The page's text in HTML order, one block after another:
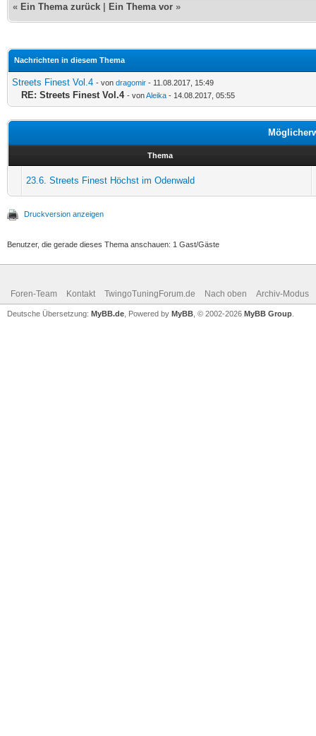
« Ein Thema zurück Ein Thema vor »
Nachrichten in diesem Thema
Streets Finest Vol.4 - von dragomir - 11.08.2017, 15:49
RE: Streets Finest Vol.4 - vonAleika - 14.08.2017, 05:55
Thema
23.6. Streets Finest Höchst im Odenwald
Druckversion anzeigen
Benutzer, die gerade dieses Thema anschauen: 1 Gast/Gäste
Foren-Team Kontakt TwingoTuningForum.de Nach oben Archiv-Modus
Deutsche Übersetzung: MyBB.de , Powered by MyBB , © 2002-2026 MyBB Group